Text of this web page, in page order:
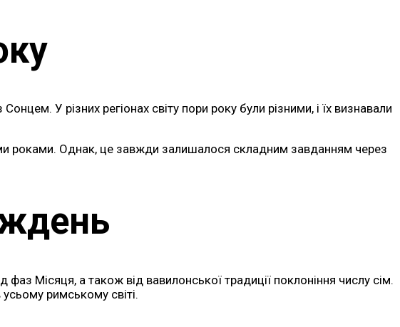
У різних регіонах світу пори року були різними, і їх визнавали
роками. Однак, це завжди залишалося складним завданням через
Місяця, а також від вавилонської традиції поклоніння числу сім.
римському світі.